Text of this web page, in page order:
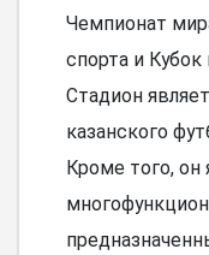
Чемпионат
спорта и
Стадион
казанского
Кроме того, он